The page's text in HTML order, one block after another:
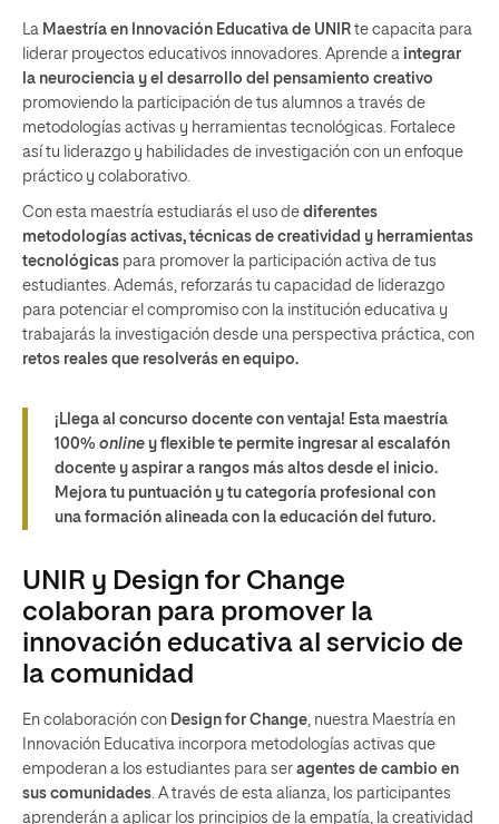
La Maestría en Innovación Educativa de UNIR te capacita para
liderar proyectos educativos innovadores. Aprende a integrar
la neurociencia y el desarrollo del pensamiento creativo
promoviendo la participación de tus alumnos a través de
metodologías activas y herramientas tecnológicas. Fortalece
así tu liderazgo y habilidades de investigación con un enfoque
práctico y colaborativo.
Con esta maestría estudiarás el uso de diferentes
metodologías activas, técnicas de creatividad y herramientas
tecnológicas para promover la participación activa de tus
estudiantes. Además, reforzarás tu capacidad de liderazgo
para potenciar el compromiso con la institución educativa y
trabajarás la investigación desde una perspectiva práctica, con
retos reales que resolverás en equipo.
¡Llega al concurso docente con ventaja! Esta maestría
100% online y flexible te permite ingresar al escalafón
docente y aspirar a rangos más altos desde el inicio.
Mejora tu puntuación y tu categoría profesional con
una formación alineada con la educación del futuro.
UNIR y Design for Change
colaboran para promover la
innovación educativa al servicio de
la comunidad
En colaboración con Design for Change, nuestra Maestría en
Innovación Educativa incorpora metodologías activas que
empoderan a los estudiantes para ser agentes de cambio en
sus comunidades. A través de esta alianza, los participantes
aprenderán a aplicar los principios de la empatía, la creatividad